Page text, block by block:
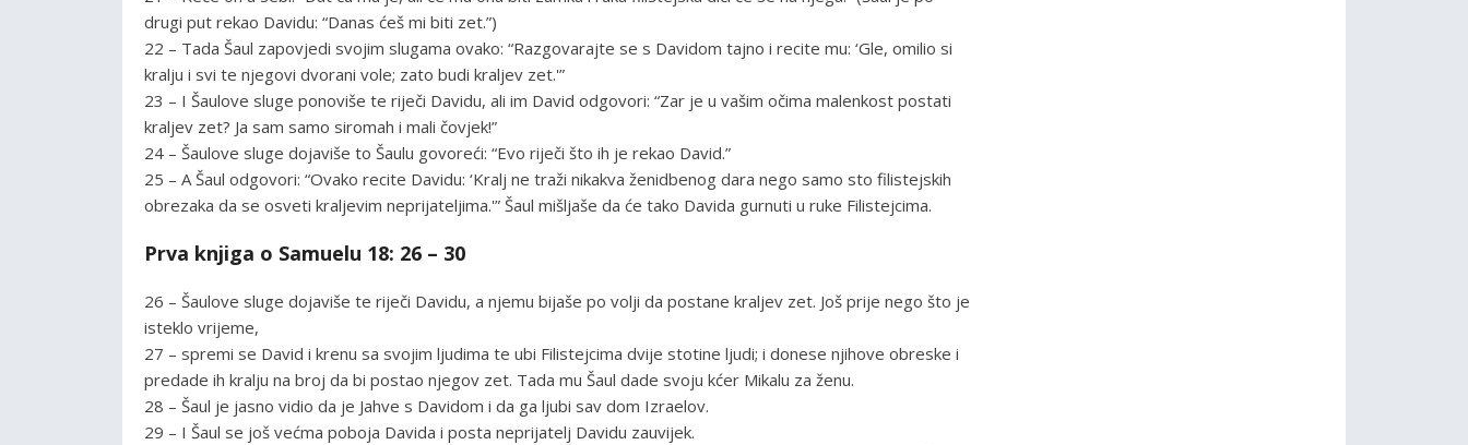
drugi put rekao Davidu: “Danas ćeš mi biti zet.”)
22 – Tada Šaul zapovjedi svojim slugama ovako: “Razgovarajte se s Davidom tajno i recite mu: ‘Gle, omilio si
kralju i svi te njegovi dvorani vole; zato budi kraljev zet.'”
23 – I Šaulove sluge ponoviše te riječi Davidu, ali im David odgovori: “Zar je u vašim očima malenkost postati
kraljev zet? Ja sam samo siromah i mali čovjek!”
24 – Šaulove sluge dojaviše to Šaulu govoreći: “Evo riječi što ih je rekao David.”
25 – A Šaul odgovori: “Ovako recite Davidu: ‘Kralj ne traži nikakva ženidbenog dara nego samo sto filistejskih
obrezaka da se osveti kraljevim neprijateljima.'” Šaul mišljaše da će tako Davida gurnuti u ruke Filistejcima.
Prva knjiga o Samuelu 18: 26 – 30
26 – Šaulove sluge dojaviše te riječi Davidu, a njemu bijaše po volji da postane kraljev zet. Još prije nego što je
isteklo vrijeme,
27 – spremi se David i krenu sa svojim ljudima te ubi Filistejcima dvije stotine ljudi; i donese njihove obreske i
predade ih kralju na broj da bi postao njegov zet. Tada mu Šaul dade svoju kćer Mikalu za ženu.
28 – Šaul je jasno vidio da je Jahve s Davidom i da ga ljubi sav dom Izraelov.
29 – I Šaul se još većma poboja Davida i posta neprijatelj Davidu zauvijek.